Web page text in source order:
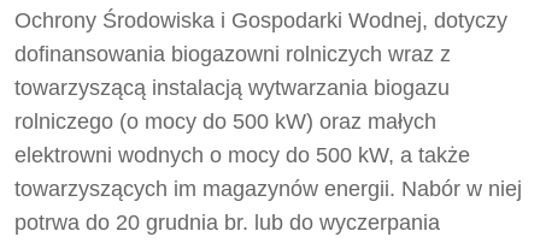
Ochrony Środowiska i Gospodarki Wodnej, dotyczy
dofinansowania biogazowni rolniczych wraz z
towarzyszącą instalacją wytwarzania biogazu
rolniczego (o mocy do 500 kW) oraz małych
elektrowni wodnych o mocy do 500 kW, a także
towarzyszących im magazynów energii. Nabór w niej
potrwa do 20 grudnia br. lub do wyczerpania